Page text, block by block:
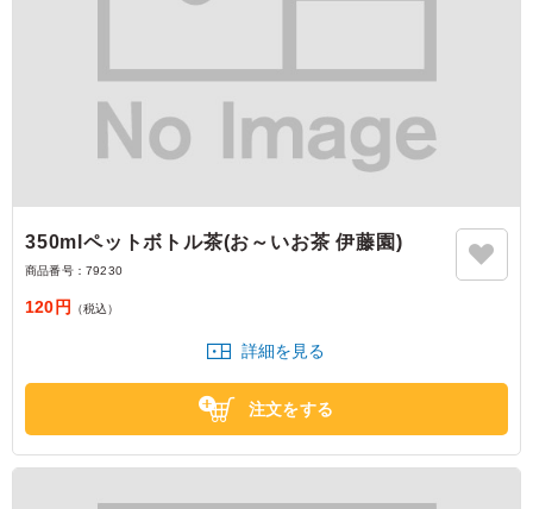
350mlペットボトル茶(お～いお茶 伊藤園)
商品番号： 79230
120円 （税込）
詳細を見る
注文をする